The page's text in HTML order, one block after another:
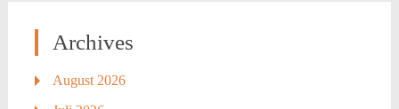
Archives
August 2026